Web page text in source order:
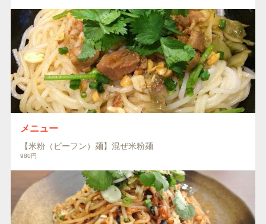
メニュー
【米粉（ビーフン）麺】混ぜ米粉麺
980円